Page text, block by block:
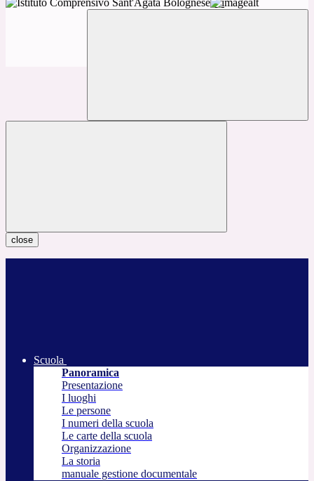
close
Scuola
Panoramica
Presentazione
I luoghi
Le persone
I numeri della scuola
Le carte della scuola
Organizzazione
La storia
manuale gestione documentale